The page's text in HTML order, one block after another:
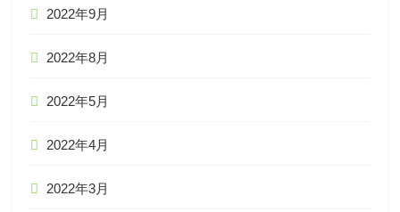
2022年9月
2022年8月
2022年5月
2022年4月
2022年3月